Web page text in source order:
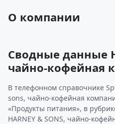
О компании
Сводные данные
чайно-кофейная
В телефонном справочнике
sons, чайно-кофейная
«Продукты питания», в
HARNEY & SONS, чайно-